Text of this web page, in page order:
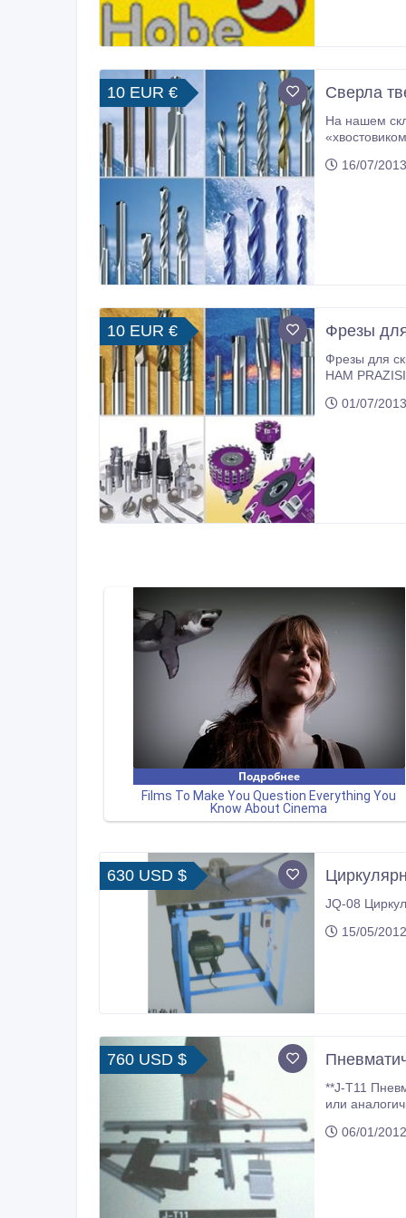
10 EUR € Сверла
На нашем
«хвостовиком» 3, 0мм и 3, 175мм), а также
16/07/
10 EUR € Фрезы
Фрезы для
HAM
01/07/
630 USD $
15/05/
760 USD $
**J-T11
или аналогичных им, прикрепить ножку из ДВП к заднику рамки.
06/01/